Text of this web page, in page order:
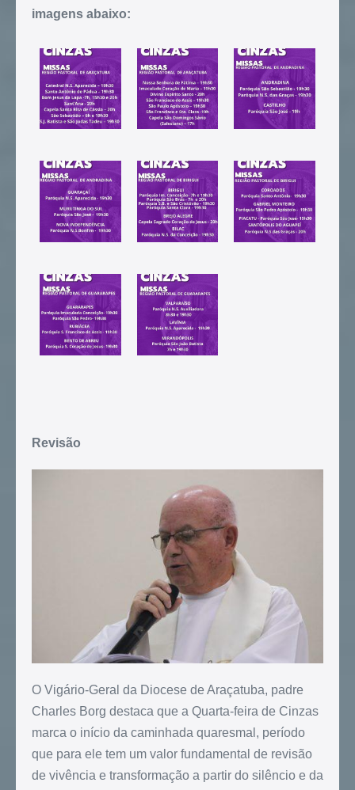
imagens abaixo:
Revisão
O Vigário-Geral da Diocese de Araçatuba, padre
Charles Borg destaca que a Quarta-feira de Cinzas
marca o início da caminhada quaresmal, período
que para ele tem um valor fundamental de revisão
de vivência e transformação a partir do silêncio e da